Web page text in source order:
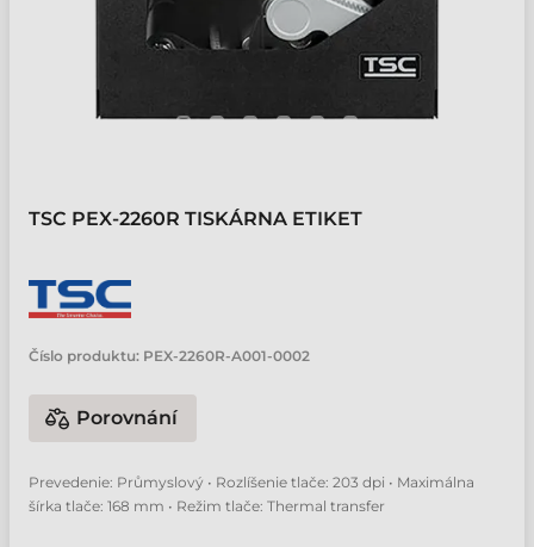
TSC PEX-2260R TISKÁRNA ETIKET
Číslo produktu: PEX-2260R-A001-0002
Porovnání
Prevedenie: Průmyslový • Rozlíšenie tlače: 203 dpi • Maximálna
šírka tlače: 168 mm • Režim tlače: Thermal transfer